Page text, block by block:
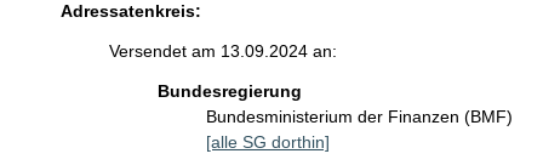
Adressatenkreis:
Versendet am 13.09.2024 an:
Bundesregierung
Bundesministerium der Finanzen (BMF)
[alle SG dorthin]